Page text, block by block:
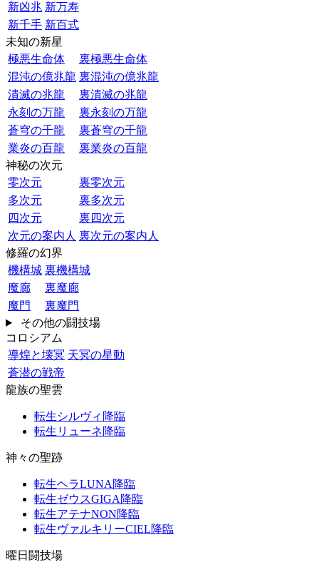
新凶兆 新万寿
新千手 新百式
未知の新星
極悪生命体
裏極悪生命体
混沌の億兆龍 裏混沌の億兆龍
潰滅の兆龍
裏潰滅の兆龍
永刻の万龍
裏永刻の万龍
蒼穹の千龍
裏蒼穹の千龍
業炎の百龍
裏業炎の百龍
神秘の次元
零次元
裏零次元
多次元
裏多次元
四次元
裏四次元
次元の案内人 裏次元の案内人
修羅の幻界
機構城 裏機構城
魔廊
裏魔廊
魔門
裏魔門
その他の闘技場
コロシアム
導煌と壊冥 天冥の星動
蒼潜の戦帝
龍族の聖雲
転生シルヴィ降臨
転生リューネ降臨
神々の聖跡
転生ヘラLUNA降臨
転生ゼウスGIGA降臨
転生アテナNON降臨
転生ヴァルキリーCIEL降臨
曜日闘技場